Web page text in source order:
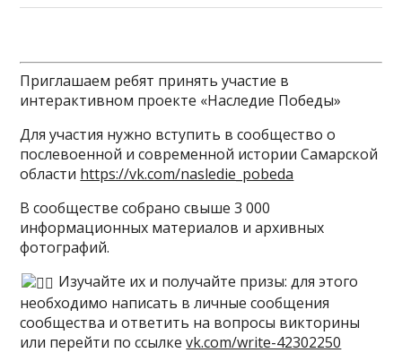
Приглашаем ребят принять участие в
интерактивном проекте «Наследие Победы»
Для участия нужно вступить в сообщество о
послевоенной и современной истории Самарской
области https://vk.com/nasledie_pobeda
В сообществе собрано свыше 3 000
информационных материалов и архивных
фотографий.
Изучайте их и получайте призы: для этого
необходимо написать в личные сообщения
сообщества и ответить на вопросы викторины
или перейти по ссылкеvk.com/write-42302250